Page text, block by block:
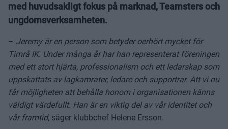
med huvudsakligt fokus på marknad, Teamsters och
ungdomsverksamheten.
– Jeremy är en person som betyder oerhört mycket för
Timrå IK. Under många år har han representerat föreningen
med ett stort hjärta, professionalism och ett ledarskap som
uppskattats av lagkamrater, ledare och supportrar. Att vi nu
får möjligheten att behålla honom i organisationen känns
väldigt värdefullt. Han är en viktig del av vår identitet och
vår framtid, säger klubbchef Helene Ersson.